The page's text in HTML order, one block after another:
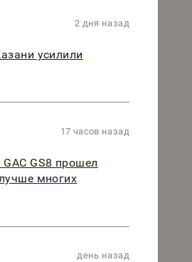
2 дня назад
усилили
17 часов назад
GS8 прошел
многих
день назад